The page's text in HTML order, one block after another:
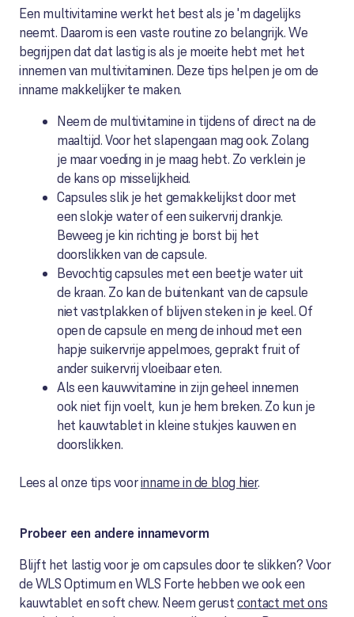
Een multivitamine werkt het best als je 'm dagelijks
neemt. Daarom is een vaste routine zo belangrijk. We
begrijpen dat dat lastig is als je moeite hebt met het
innemen van multivitaminen. Deze tips helpen je om de
inname makkelijker te maken.
Neem de multivitamine in tijdens of direct na de
maaltijd. Voor het slapengaan mag ook. Zolang
je maar voeding in je maag hebt. Zo verklein je
de kans op misselijkheid.
Capsules slik je het gemakkelijkst door met
een slokje water of een suikervrij drankje.
Beweeg je kin richting je borst bij het
doorslikken van de capsule.
Bevochtig capsules met een beetje water uit
de kraan. Zo kan de buitenkant van de capsule
niet vastplakken of blijven steken in je keel. Of
open de capsule en meng de inhoud met een
hapje suikervrije appelmoes, geprakt fruit of
ander suikervrij vloeibaar eten.
Als een kauwvitamine in zijn geheel innemen
ook niet fijn voelt, kun je hem breken. Zo kun je
het kauwtablet in kleine stukjes kauwen en
doorslikken.
Lees al onze tips voorinname in de blog hier.
Probeer een andere innamevorm
Blijft het lastig voor je om capsules door te slikken? Voor
de WLS Optimum en WLS Forte hebben we ook een
kauwtablet en soft chew. Neem gerustcontact met ons